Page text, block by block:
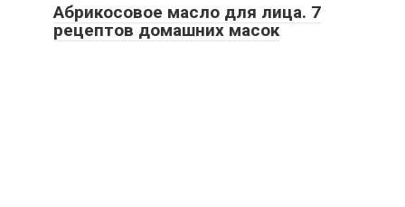
Абрикосовое масло для лица. 7
рецептов домашних масок